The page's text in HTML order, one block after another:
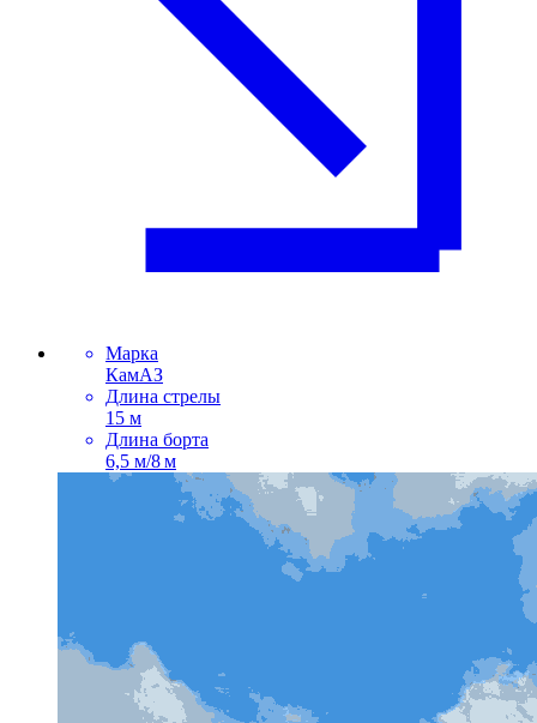
Марка
КамАЗ
Длина стрелы
15 м
Длина борта
6,5 м/8 м